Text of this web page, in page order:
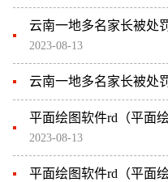
云南一地多名家长被
2023-08-13
云南一地多名家长被
平面绘图软件rd（平面
2023-08-13
平面绘图软件rd（平面